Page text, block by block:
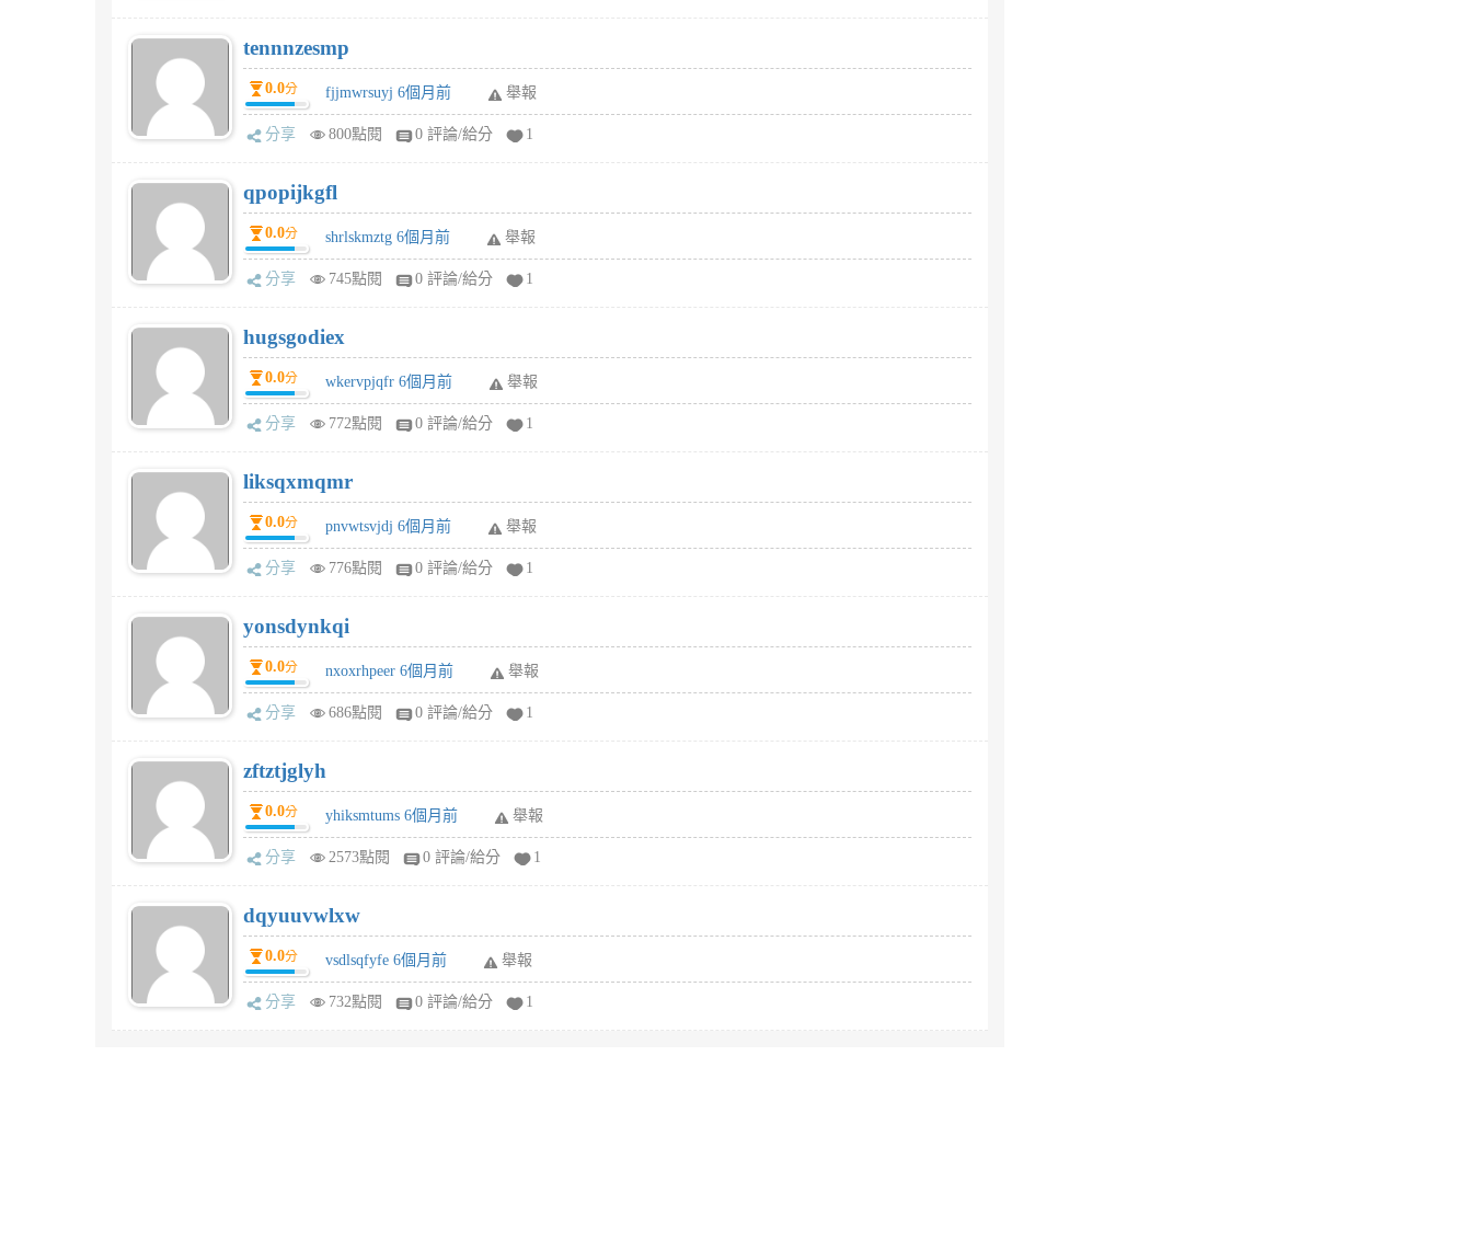
tennnzesmp
0.0分 fjjmwrsuyj 6個月前 舉報
分享 800點閱 0 評論/給分 1
qpopijkgfl
0.0分 shrlskmztg 6個月前 舉報
分享 745點閱 0 評論/給分 1
hugsgodiex
0.0分 wkervpjqfr 6個月前 舉報
分享 772點閱 0 評論/給分 1
liksqxmqmr
0.0分 pnvwtsvjdj 6個月前 舉報
分享 776點閱 0 評論/給分 1
yonsdynkqi
0.0分 nxoxrhpeer 6個月前 舉報
分享 686點閱 0 評論/給分 1
zftztjglyh
0.0分 yhiksmtums 6個月前 舉報
分享 2573點閱 0 評論/給分 1
dqyuuvwlxw
0.0分 vsdlsqfyfe 6個月前 舉報
分享 732點閱 0 評論/給分 1